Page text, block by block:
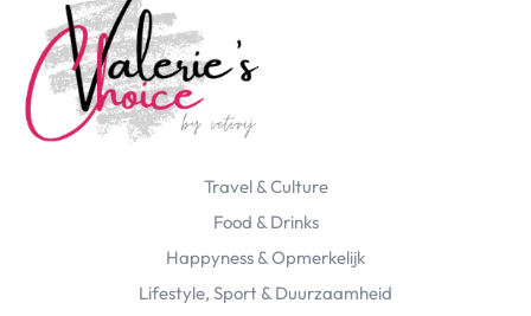
Travel & Culture
Food & Drinks
Happyness & Opmerkelijk
Lifestyle, Sport & Duurzaamheid